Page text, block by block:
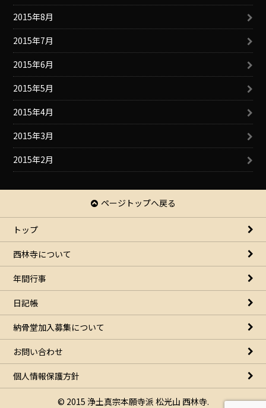
2015年8月
2015年7月
2015年6月
2015年5月
2015年4月
2015年3月
2015年2月
ページトップへ戻る
トップ
西林寺について
年間行事
日記帳
納骨堂加入募集について
お問い合わせ
個人情報保護方針
© 2015 浄土真宗本願寺派 松光山 西林寺.